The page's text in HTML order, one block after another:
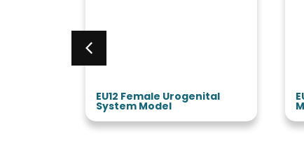
EU12 Female Urogenital
System Model